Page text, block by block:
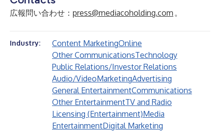
広報問い合わせ： press@mediacoholding.com 。
Industry: Content MarketingOnline
Other CommunicationsTechnology
Public Relations/Investor Relations
Audio/VideoMarketingAdvertising
General EntertainmentCommunications
Other EntertainmentTV and Radio
Licensing (Entertainment)Media
EntertainmentDigital Marketing